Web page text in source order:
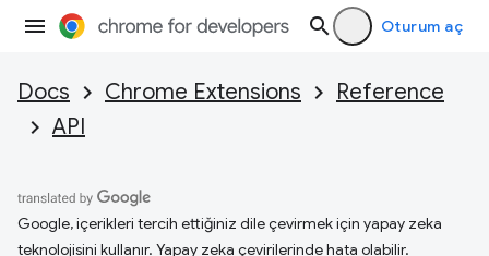
Oturum aç
Docs Chrome Extensions
Reference
API
Google, içerikleri tercih ettiğiniz dile çevirmek için yapay zeka
teknolojisini kullanır. Yapay zeka çevirilerinde hata olabilir.